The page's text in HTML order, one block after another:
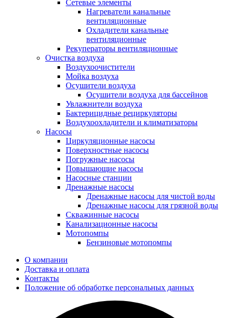
Сетевые элементы
Нагреватели канальные
вентиляционные
Охладители канальные
вентиляционные
Рекуператоры вентиляционные
Очистка воздуха
Воздухоочистители
Мойка воздуха
Осушители воздуха
Осушители воздуха для бассейнов
Увлажнители воздуха
Бактерицидные рециркуляторы
Воздухоохладители и климатизаторы
Насосы
Циркуляционные насосы
Поверхностные насосы
Погружные насосы
Повышающие насосы
Насосные станции
Дренажные насосы
Дренажные насосы для чистой воды
Дренажные насосы для грязной воды
Скважинные насосы
Канализационные насосы
Мотопомпы
Бензиновые мотопомпы
О компании
Доставка и оплата
Контакты
Положение об обработке персональных данных